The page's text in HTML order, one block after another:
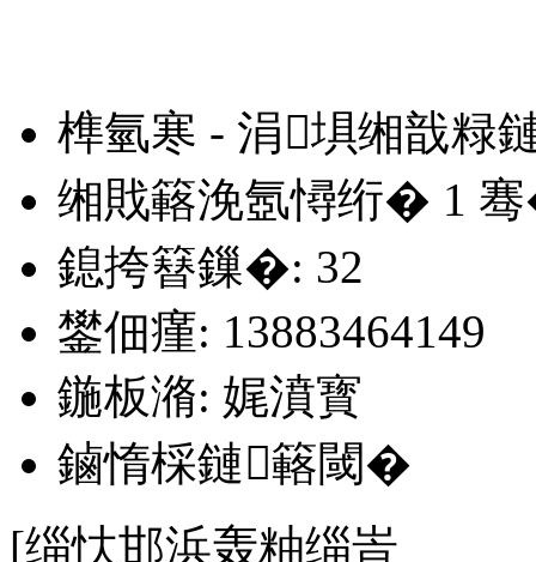
榫氫寒 - 涓埧缃戠粶
缃戝簵浼氬憳绗� 1
鎴挎簮鏁�: 32
鐢佃瘽: 13883464149
鍦板潃: 娓濆寳
鏀惰棌鏈簵閾�
[缁忕邯浜轰粙缁峕